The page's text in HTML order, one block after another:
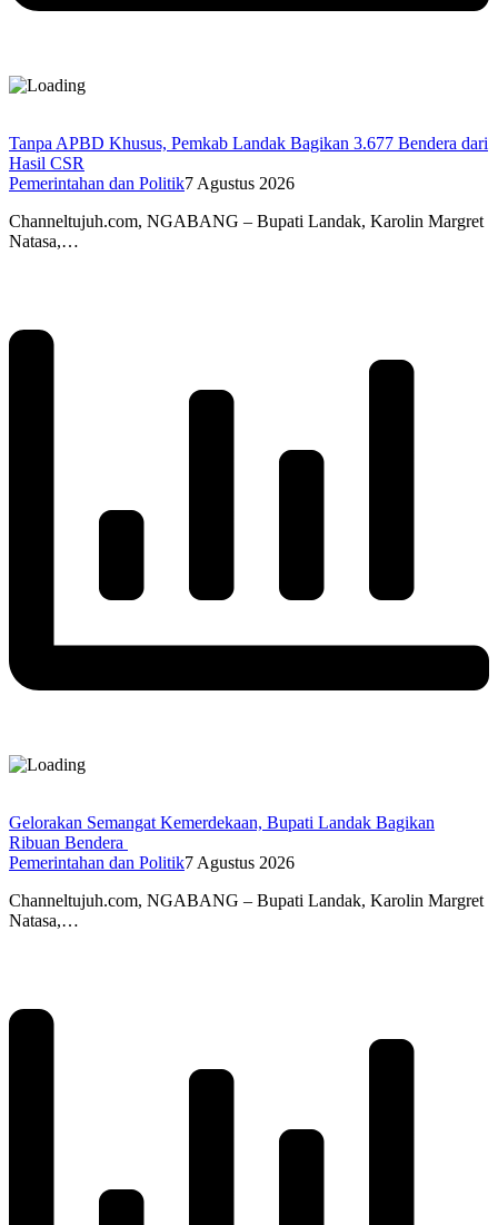
Tanpa APBD Khusus, Pemkab Landak Bagikan 3.677 Bendera dari
Hasil CSR
Pemerintahan dan Politik7 Agustus 2026
Channeltujuh.com, NGABANG – Bupati Landak, Karolin Margret
Natasa,…
Gelorakan Semangat Kemerdekaan, Bupati Landak Bagikan
Ribuan Bendera
Pemerintahan dan Politik7 Agustus 2026
Channeltujuh.com, NGABANG – Bupati Landak, Karolin Margret
Natasa,…